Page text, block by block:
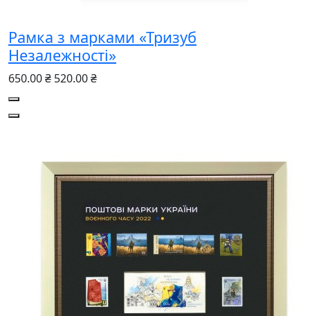
Рамка з марками «Тризуб
Незалежності»
650.00 ₴ 520.00 ₴